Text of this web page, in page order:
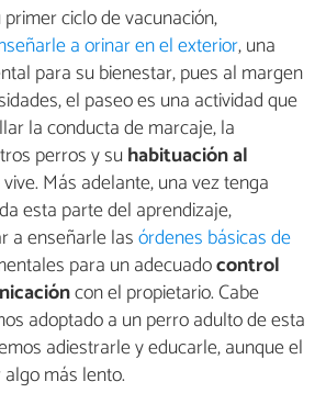
ciclo de vacunación,
a orinar en el exterior, una
para su bienestar, pues al margen
el paseo es una actividad que
la conducta de marcaje, la
perros y suhabituación al
Más adelante, una vez tenga
esta parte del aprendizaje,
a enseñarle lasórdenes básicas de
para un adecuadocontrol
con el propietario. Cabe
adoptado a un perro adulto de esta
adiestrarle y educarle, aunque el
más lento.